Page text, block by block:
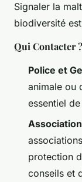
Signaler la
biodiversité
Qui Contacter ?
Police et
animale ou
essentiel
protection
conseils et